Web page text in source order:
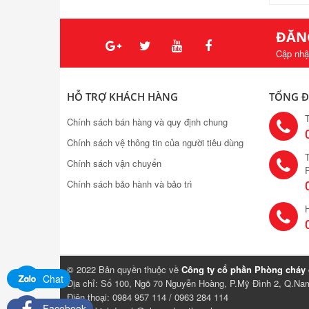
Cập
HỖ TRỢ KHÁCH HÀNG
Chính sách bán hàng và quy định chung
Chính sách vệ thông tin của người tiêu dùng
Chính sách vận chuyển
Chính sách bảo hành và bảo trì
TỔNG
© 2022 Bản quyền thuộc về Công ty cổ phần Phòng
Địa chỉ: Số 100, Ngõ 70 Nguyễn Hoàng, P.Mỹ Đình 2,
Điện thoại: 0984 957 114 / 0963 284 114
Chat